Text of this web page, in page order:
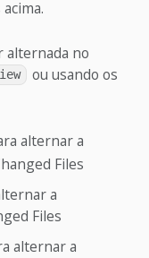
alternada no
ou usando os
alternar a
Files
a
Files
alternar a